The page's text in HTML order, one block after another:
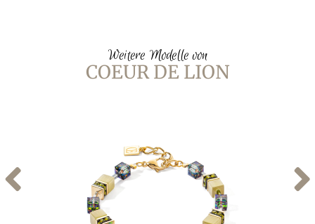
Weitere Modelle von
COEUR DE LION